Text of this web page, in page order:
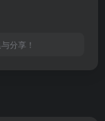
分享！